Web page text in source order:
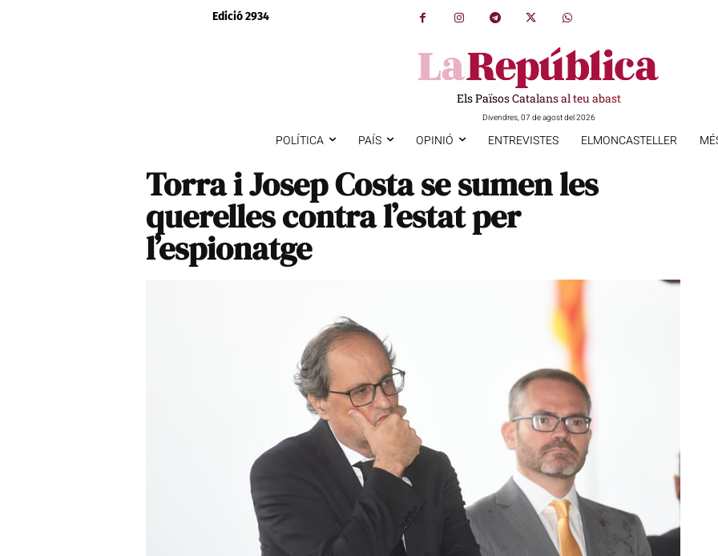
Edició 2934
Els Països Catalans al teu abast
Divendres, 07 de agost del 2026
POLÍTICA PAÍS OPINIÓ ENTREVISTES ELMONCASTELLER
Torra i Josep Costa se sumen les
querelles contra l’estat per
l’espionatge